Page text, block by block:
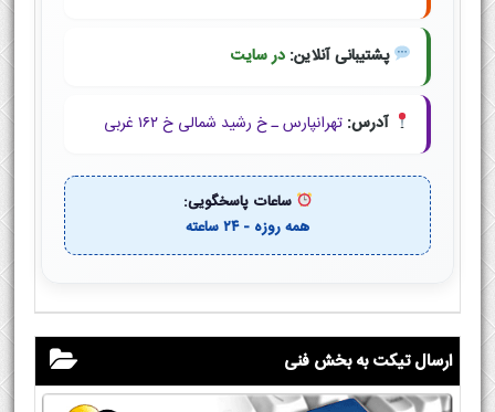
پشتیبانی آنلاین: در سایت
آدرس: تهرانپارس ـ خ رشید شمالی خ ۱۶۲ غربی
ساعات پاسخگویی:
همه روزه - ۲۴ ساعته
ارسال تیکت به بخش فنی